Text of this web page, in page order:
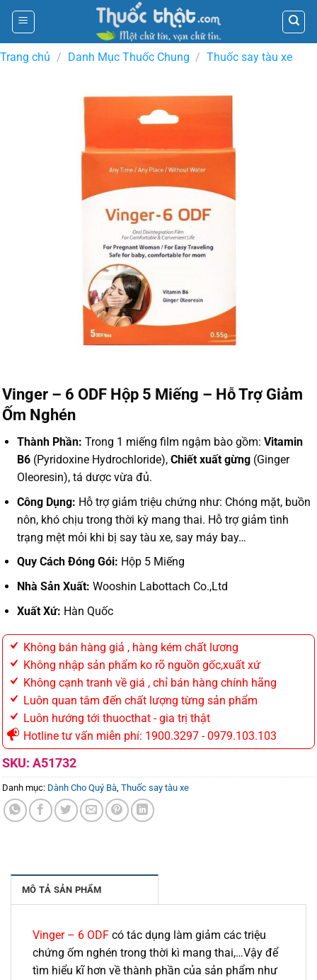
Skip
content
Trang chủ / Danh Mục Thuốc Chung / Thuốc say tàu xe
Vinger – 6 ODF Hộp 5 Miếng – Hỗ Trợ Giảm
Ốm Nghén
Thành Phần: Trong 1 miếng film ngậm bào gồm: Vitamin
B6(Pyridoxine Hydrochloride), Chiết xuất gừng(Ginger
Oleoresin), tá dược vừa đủ.
Công Dụng: Hỗ trợ giảm triệu chứng như: Chóng mặt, buồn
nôn, khó chịu trong thời kỳ mang thai. Hỗ trợ giảm tình
trạng mệt mỏi khi bị say tàu xe, say máy bay…
Quy Cách Đóng Gói: Hộp 5 Miếng
Nhà Sản Xuất: Wooshin Labottach Co.,Ltd
Xuất Xứ: Hàn Quốc
Không bán hàng giả , hàng kém chất lương
Không nhập sản phẩm ko rõ nguồn gốc,xuất xứ
Không cạnh tranh về giá , chỉ bán hàng chính hãng
Luôn quan tâm đến chất lượng từng sản phẩm
Luôn hướng tới thuocthat - gia trị thật
Hotline tư vấn miễn phí: 1900.3297 - 0979.103.103
SKU: A51732
Danh mục: Dành Cho Quý Bà, Thuốc say tàu xe
MÔ TẢ SẢN PHẨM
Vinger – 6 ODF có tác dụng làm giảm các triệu
chứng ốm nghén trong thời kì mang thai,…Vậy để
tìm hiểu kĩ hơn về thành phần của sản phẩm như